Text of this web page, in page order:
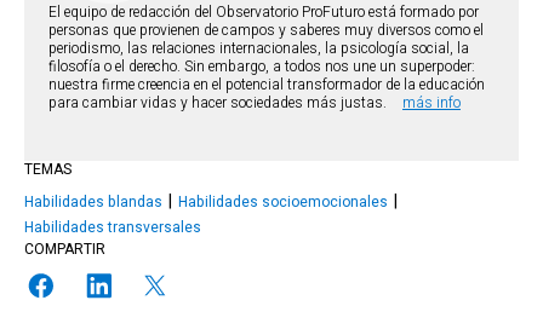
El equipo de redacción del Observatorio ProFuturo está formado por
personas que provienen de campos y saberes muy diversos como el
periodismo, las relaciones internacionales, la psicología social, la
filosofía o el derecho. Sin embargo, a todos nos une un superpoder:
nuestra firme creencia en el potencial transformador de la educación
para cambiar vidas y hacer sociedades más justas.
más info
TEMAS
Habilidades blandas
Habilidades socioemocionales
Habilidades transversales
COMPARTIR